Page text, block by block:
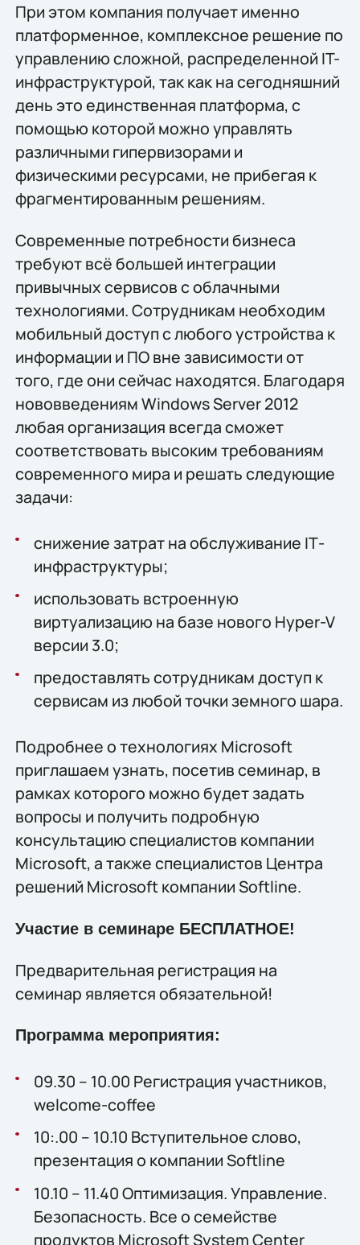
При этом компания получает именно
платформенное, комплексное решение по
управлению сложной, распределенной IT-
инфраструктурой, так как на сегодняшний
день это единственная платформа, с
помощью которой можно управлять
различными гипервизорами и
физическими ресурсами, не прибегая к
фрагментированным решениям.
Современные потребности бизнеса
требуют всё большей интеграции
привычных сервисов с облачными
технологиями. Сотрудникам необходим
мобильный доступ с любого устройства к
информации и ПО вне зависимости от
того, где они сейчас находятся. Благодаря
нововведениям Windows Server 2012
любая организация всегда сможет
соответствовать высоким требованиям
современного мира и решать следующие
задачи:
снижение затрат на обслуживание IТ-
инфраструктуры;
использовать встроенную
виртуализацию на базе нового Hyper-V
версии 3.0;
предоставлять сотрудникам доступ к
сервисам из любой точки земного шара.
Подробнее о технологиях Microsoft
приглашаем узнать, посетив семинар, в
рамках которого можно будет задать
вопросы и получить подробную
консультацию специалистов компании
Microsoft, а также специалистов Центра
решений Microsoft компании Softline.
Участие в семинаре БЕСПЛАТНОЕ!
Предварительная регистрация на
семинар является обязательной!
Программа мероприятия:
09.30 – 10.00 Регистрация участников,
welcome-coffee
10:.00 – 10.10 Вступительное слово,
презентация о компании Softline
10.10 – 11.40 Оптимизация. Управление.
Безопасность. Все о семействе
продуктов Microsoft System Center